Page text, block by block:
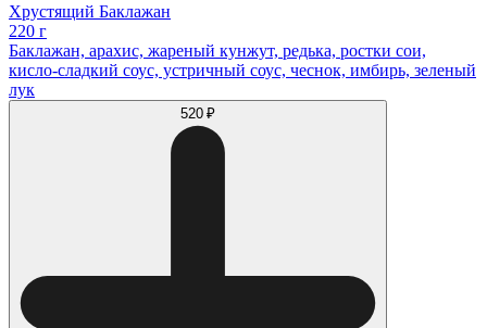
Хрустящий Баклажан
220 г
Баклажан, арахис, жареный кунжут, редька, ростки сои,
кисло-сладкий соус, устричный соус, чеснок, имбирь, зеленый
лук
520 ₽